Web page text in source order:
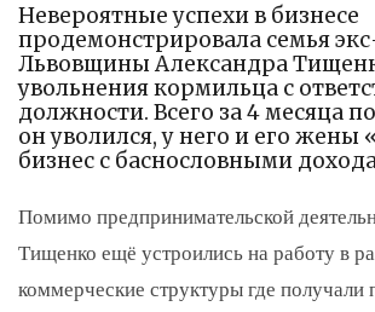
Невероятные успехи в бизнесе
продемонстрировала семья
Львовщины Александра
увольнения кормильца с
должности. Всего за 4 месяца
он уволился, у него и его жены
бизнес с баснословными
Помимо предпринимательской
Тищенко ещё устроились на работу в
коммерческие структуры где получали